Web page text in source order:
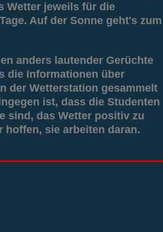
Wetter jeweils für die
Auf der Sonne geht's zum
anders lautender Gerüchte
die Informationen über
der Wetterstation gesammelt
ist, dass die Studenten
sind, das Wetter positiv zu
hoffen, sie arbeiten daran.